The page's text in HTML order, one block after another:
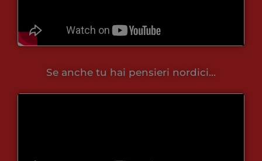
Se anche tu hai pensieri nordici...